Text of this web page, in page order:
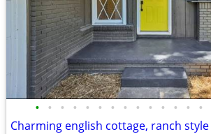
• • • • • • • • • • • • • •
Charming english cottage, ranch style